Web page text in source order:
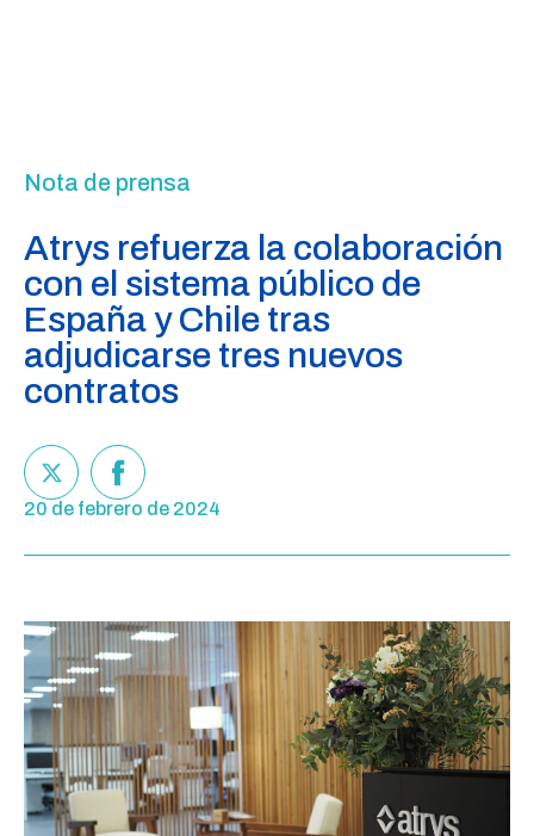
Nota de prensa
Atrys refuerza la colaboración
con el sistema público de
España y Chile tras
adjudicarse tres nuevos
contratos
20 de febrero de 2024